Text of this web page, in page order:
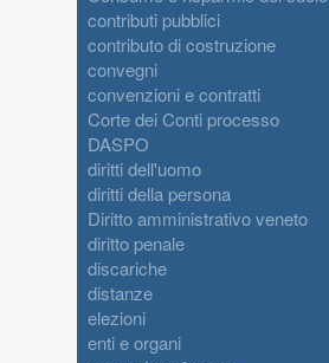
contributi pubblici
contributo di costruzione
convegni
convenzioni e contratti
Corte dei Conti processo
DASPO
diritti dell'uomo
diritti della persona
Diritto amministrativo veneto
diritto penale
discariche
distanze
elezioni
enti e organi